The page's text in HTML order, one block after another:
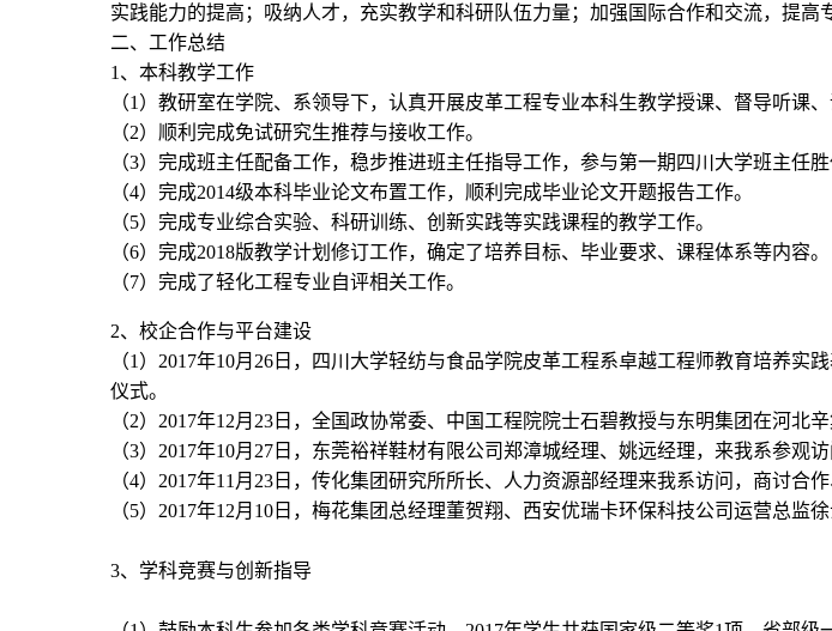
实践能力的提高；吸纳人才，充实教学和科研队伍力量；加强国际合作和交流，提高
二、工作总结
1、本科教学工作
（1）教研室在学院、系领导下，认真开展皮革工程专业本科生教学授课、督导听课
（2）顺利完成免试研究生推荐与接收工作。
（3）完成班主任配备工作，稳步推进班主任指导工作，参与第一期四川大学班主任胜
（4）完成2014级本科毕业论文布置工作，顺利完成毕业论文开题报告工作。
（5）完成专业综合实验、科研训练、创新实践等实践课程的教学工作。
（6）完成2018版教学计划修订工作，确定了培养目标、毕业要求、课程体系等内容。
（7）完成了轻化工程专业自评相关工作。
2、校企合作与平台建设
（1）2017年10月26日，四川大学轻纺与食品学院皮革工程系卓越工程师教育培养
仪式。
（2）2017年12月23日，全国政协常委、中国工程院院士石碧教授与东明集团在河北
（3）2017年10月27日，东莞裕祥鞋材有限公司郑漳城经理、姚远经理，来我系参观
（4）2017年11月23日，传化集团研究所所长、人力资源部经理来我系访问，商讨合作
（5）2017年12月10日，梅花集团总经理董贺翔、西安优瑞卡环保科技公司运营总监徐
3、学科竞赛与创新指导